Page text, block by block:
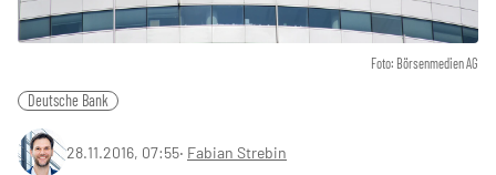
Foto: Börsenmedien AG
Deutsche Bank
28.11.2016, 07:55‧ Fabian Strebin